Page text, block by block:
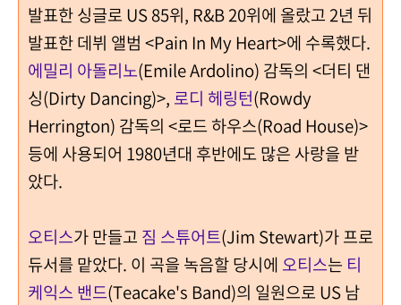
발표한 싱글로 US 85위, R&B 20위에 올랐고 2년 뒤
발표한 데뷔 앨범 <Pain In My Heart>에 수록했다.
에밀리 아돌리노(Emile Ardolino) 감독의 <더티 댄
싱(Dirty Dancing)>, 로디 헤링턴(Rowdy
Herrington) 감독의 <로드 하우스(Road House)>
등에 사용되어 1980년대 후반에도 많은 사랑을 받
았다.
오티스가 만들고 짐 스튜어트(Jim Stewart)가 프로
듀서를 맡았다. 이 곡을 녹음할 당시에 오티스는 티
케익스 밴드(Teacake's Band)의 일원으로 US 남